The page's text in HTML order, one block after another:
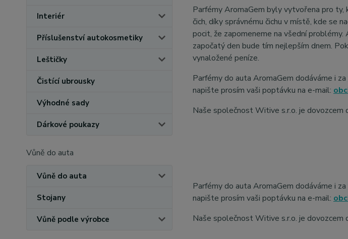
Interiér
Příslušenství autokosmetiky
Leštičky
Čistící ubrousky
Výhodné sady
Dárkové poukazy
Vůně do auta
Vůně do auta
Stojany
Vůně podle výrobce
Parfémy AromaGem byly vytvořena pro
čich, díky správnému čichu v místě, kde se
pocit, že zapomeneme na všední
započatý den bude tím nejlepším dnem.
vynaložené peníze.
Parfémy do auta AromaGem dodáváme i za
napište prosím vaši poptávku na e-mail:
Naše společnost Witive s.r.o. je dovozcem
Parfémy do auta AromaGem dodáváme i za
napište prosím vaši poptávku na e-mail:
Naše společnost Witive s.r.o. je dovozcem